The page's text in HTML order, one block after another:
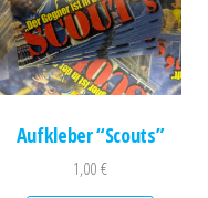
Aufkleber “Scouts”
1,00€